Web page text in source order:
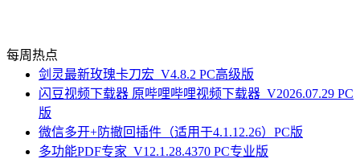
每周热点
剑灵最新玫瑰卡刀宏_V4.8.2 PC高级版
闪豆视频下载器 原哔哩哔哩视频下载器_V2026.07.29 PC
版
微信多开+防撤回插件（适用于4.1.12.26）PC版
多功能PDF专家_V12.1.28.4370 PC专业版